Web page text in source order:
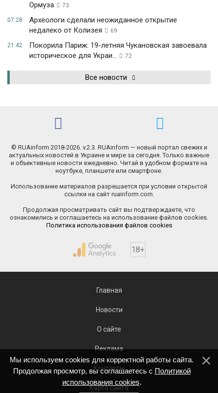
Ормуза
73
07:28
Археологи сделали неожиданное открытие
недалеко от Колизея
69
21:42
Покорила Париж: 19-летняя Чукановская завоевала
историческое для Украи...
72
Все новости
© RUAinform 2018-2026. v.2.3. RUAinform — новый портал свежих и
актуальных новостей в Украине и мире за сегодня. Только важные
и объективные новости ежедневно. Читай в удобном формате на
ноутбуке, планшете или смартфоне.
Использование материалов разрешается при условии открытой
ссылки на сайт ruainform.com.
Продолжая просматривать сайт вы подтверждаете, что
ознакомились и соглашаетесь на использование файлов cookies.
Политика использования файлов cookies
18+
Главная
Новости
О сайте
Реклама
Контакты
Карта сайта
Мы используем cookies для корректной работы сайта.
Продолжая просмотр, вы соглашаетесь с Политикой
использования cookies.